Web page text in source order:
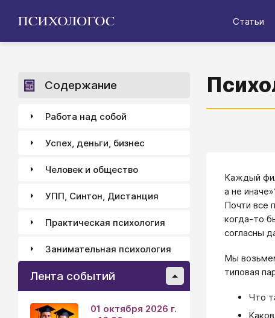
Статьи
Каждый
а не
Почти все
когда-то
согласны
Мы
типовая
Что
Содержание
Работа над собой
Успех, деньги, бизнес
Человек и общество
УПП, Синтон, Дистанция
Практическая психология
Занимательная психология
Лента событий
01 октября 2026 г.